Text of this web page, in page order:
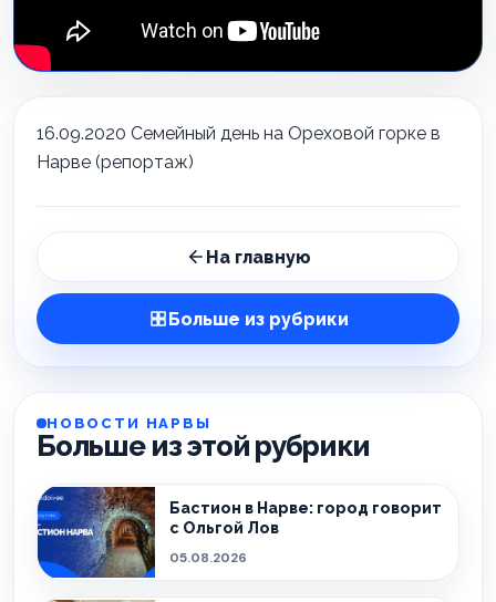
16.09.2020 Семейный день на Ореховой горке в
Нарве (репортаж)
На главную
Больше из рубрики
НОВОСТИ НАРВЫ
Больше из этой рубрики
Бастион в Нарве: город говорит
с Ольгой Лов
05.08.2026